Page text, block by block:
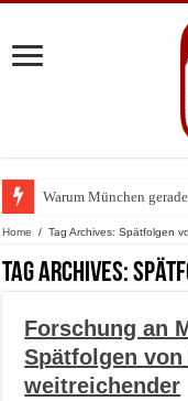
Warum München
BMW Art Cars in
Home / Tag Archives: Spätfolgen
Tag Archives:
Forschung an
Spätfolgen von
weitreichender